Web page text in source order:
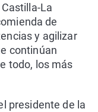
La
de
y agilizar
continúan
todo, los más
presidente de la